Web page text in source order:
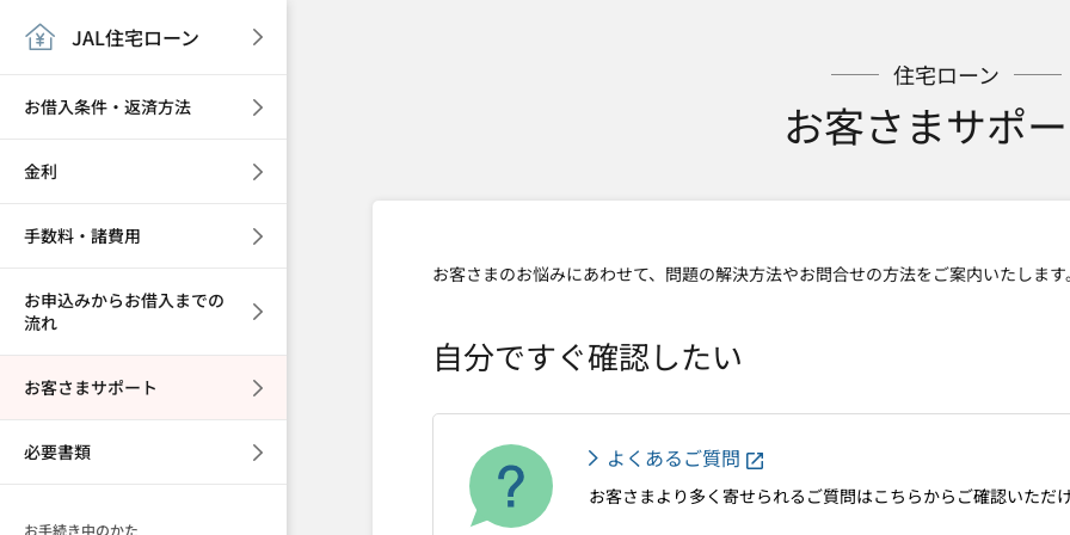
住宅ローン
お客さまサポ
お客さまのお悩みにあわせて、問題の解決方法やお問合せの方法をご案内いたします。
自分ですぐ確認したい
よくあるご質問
お客さまより多く寄せられるご質問はこちらからご確認いただけ
JAL住宅ローン
お借入条件・返済方法
金利
手数料・諸費用
お申込みからお借入までの
流れ
お客さまサポート
必要書類
お手続き中のかた